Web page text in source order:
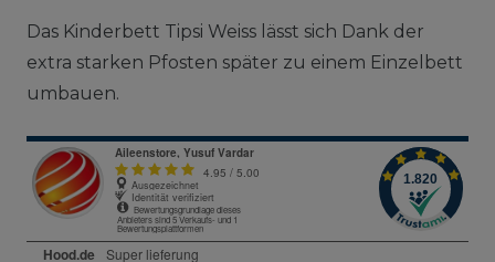
Das Kinderbett Tipsi Weiss lässt sich Dank der
extra starken Pfosten später zu einem Einzelbett
umbauen.